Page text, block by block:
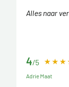
Alles naar
4/5
Adrie Maat